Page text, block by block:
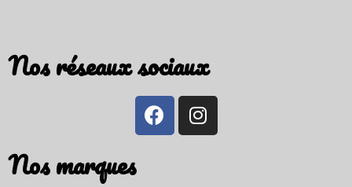
Nos réseaux sociaux
Nos marques